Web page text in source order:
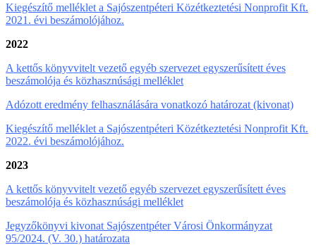
Kiegészítő melléklet a Sajószentpéteri Közétkeztetési Nonprofit Kft.
2021. évi beszámolójához.
2022
A kettős könyvvitelt vezető egyéb szervezet egyszerűsített éves
beszámolója és közhasznúsági melléklet
Adózott eredmény felhasználására vonatkozó határozat (kivonat)
Kiegészítő melléklet a Sajószentpéteri Közétkeztetési Nonprofit Kft.
2022. évi beszámolójához.
2023
A kettős könyvvitelt vezető egyéb szervezet egyszerűsített éves
beszámolója és közhasznúsági melléklet
Jegyzőkönyvi kivonat Sajószentpéter Városi Önkormányzat
95/2024. (V. 30.) határozata